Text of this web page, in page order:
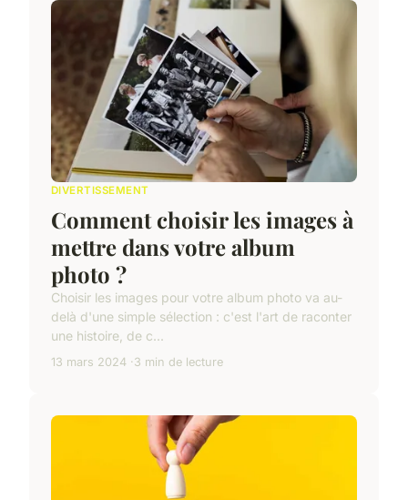
DIVERTISSEMENT
Comment choisir les images à
mettre dans votre album
photo ?
Choisir les images pour votre album photo va au-
delà d'une simple sélection : c'est l'art de raconter
une histoire, de c...
13 mars 2024 3 min de lecture